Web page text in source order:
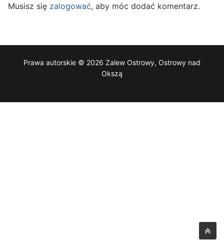
Musisz się zalogować, aby móc dodać komentarz.
Prawa autorskie © 2026 Zalew Ostrowy, Ostrowy nad
Okszą